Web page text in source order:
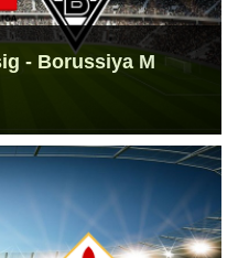
- Borussiya M